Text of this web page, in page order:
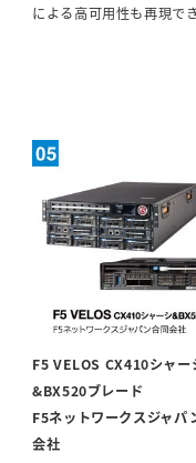
による高可用性も再現で
F5 VELOS CX410シャー
&BX520ブレード
F5ネットワークスジャパ
会社